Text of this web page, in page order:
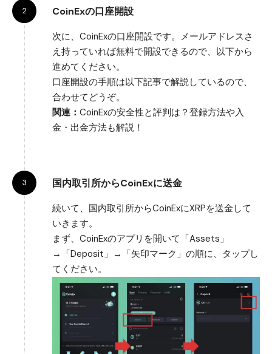
CoinExの口座開設
次に、CoinExの口座開設です。メールアドレスさ
え持っていれば無料で開設できるので、以下から
進めてください。
口座開設の手順は以下記事で解説しているので、
合わせてどうぞ。
関連： CoinExの安全性と評判は？登録方法や入
金・出金方法も解説！
国内取引所からCoinExに送金
続いて、国内取引所からCoinExにXRPを送金して
いきます。
まず、CoinExのアプリを開いて「Assets」
→「Deposit」→「矢印マーク」の順に、タップし
てください。